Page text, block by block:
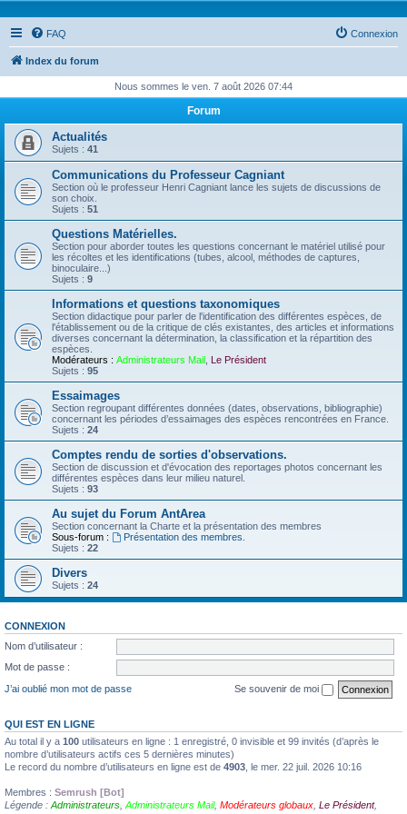
FAQ Connexion
Index du forum
Nous sommes le ven. 7 août 2026 07:44
Forum
Actualités
Sujets : 41
Communications du Professeur Cagniant
Section où le professeur Henri Cagniant lance les sujets de discussions de
son choix.
Sujets : 51
Questions Matérielles.
Section pour aborder toutes les questions concernant le matériel utilisé pour
les récoltes et les identifications (tubes, alcool, méthodes de captures,
binoculaire...)
Sujets : 9
Informations et questions taxonomiques
Section didactique pour parler de l'identification des différentes espèces, de
l'établissement ou de la critique de clés existantes, des articles et informations
diverses concernant la détermination, la classification et la répartition des
espèces.
Modérateurs : Administrateurs Mail Le Président
Sujets : 95
Essaimages
Section regroupant différentes données (dates, observations, bibliographie)
concernant les périodes d’essaimages des espèces rencontrées en France.
Sujets : 24
Comptes rendu de sorties d'observations.
Section de discussion et d'évocation des reportages photos concernant les
différentes espèces dans leur milieu naturel.
Sujets : 93
Au sujet du Forum AntArea
Section concernant la Charte et la présentation des membres
Sous-forum :
Présentation des membres.
Sujets : 22
Divers
Sujets : 24
CONNEXION
Nom d’utilisateur :
Mot de passe :
J’ai oublié mon mot de passe
Se souvenir de moi
QUI EST EN LIGNE
Au total il y a 100 utilisateurs en ligne : 1 enregistré, 0 invisible et 99 invités (d’après le
nombre d’utilisateurs actifs ces 5 dernières minutes)
Le record du nombre d’utilisateurs en ligne est de 4903 , le mer. 22 juil. 2026 10:16
Membres : Semrush [Bot]
Légende : Administrateurs Administrateurs Mail, Modérateurs globaux Le Président,